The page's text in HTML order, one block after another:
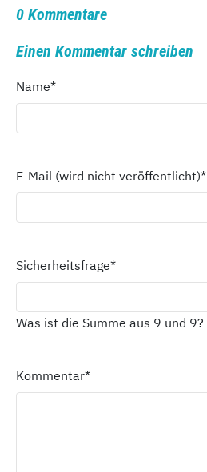
0 Kommentare
Einen Kommentar schreiben
Name*
E-Mail (wird nicht veröffentlicht)*
Sicherheitsfrage*
Was ist die Summe aus 9 und 9?
Kommentar*